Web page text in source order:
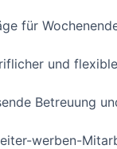
für
und
Betreuung
werben-